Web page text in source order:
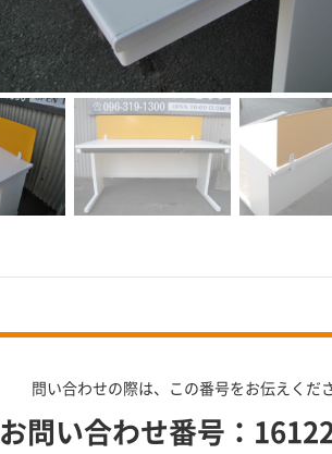
問い合わせの際は、この番号をお伝えくだ
お問い合わせ番号：